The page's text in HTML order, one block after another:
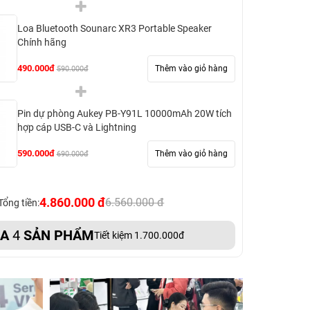
Loa Bluetooth Sounarc XR3 Portable Speaker
Chính hãng
490.000đ 590.000đ Thêm vào giỏ hàng
Pin dự phòng Aukey PB-Y91L 10000mAh 20W tích
hợp cáp USB-C và Lightning
590.000đ 690.000đ Thêm vào giỏ hàng
tiền:4.860.000 đ6.560.000 đ
4SẢN PHẨMTiết kiệm 1.700.000đ